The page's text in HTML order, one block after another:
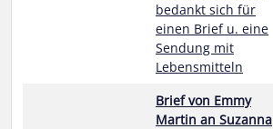
bedankt sich für
einen Brief u. eine
Sendung mit
Lebensmitteln
Brief von Emmy
Martin an Suzanna